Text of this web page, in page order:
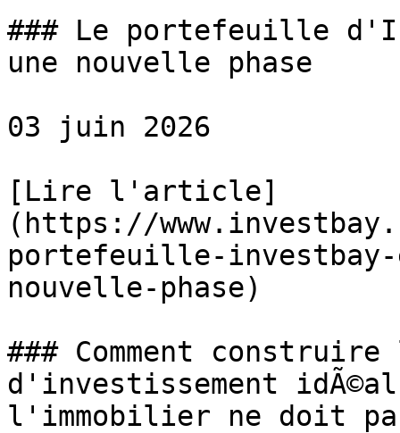
### Le portefeuille
une nouvelle phase
03 juin 2026
[Lire l'article]
(https://
portefeuille-investbay-
nouvelle-phase)
### Comment
d'investissement
l'immobilier ne doit